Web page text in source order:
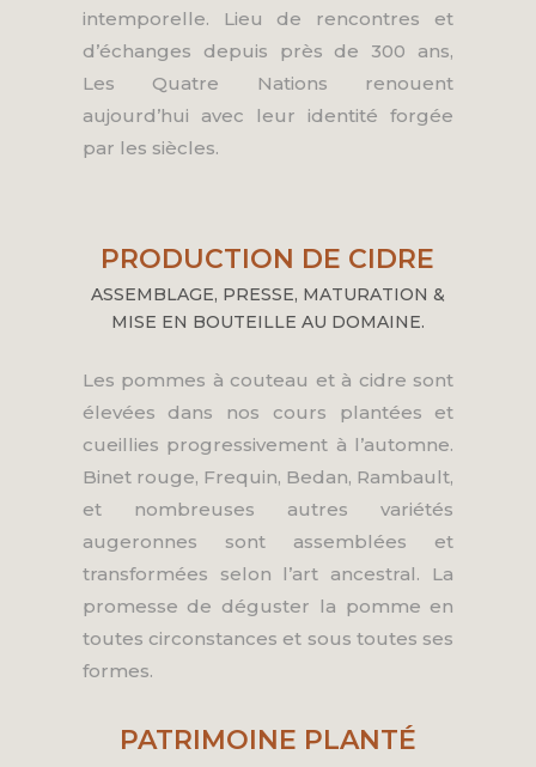
intemporelle. Lieu de rencontres et
d’échanges depuis près de 300 ans,
Les Quatre Nations renouent
aujourd’hui avec leur identité forgée
par les siècles.
PRODUCTION DE CIDRE
ASSEMBLAGE, PRESSE, MATURATION &
MISE EN BOUTEILLE AU DOMAINE.
Les pommes à couteau et à cidre sont
élevées dans nos cours plantées et
cueillies progressivement à l’automne.
Binet rouge, Frequin, Bedan, Rambault,
et nombreuses autres variétés
augeronnes sont assemblées et
transformées selon l’art ancestral. La
promesse de déguster la pomme en
toutes circonstances et sous toutes ses
formes.
PATRIMOINE PLANTÉ